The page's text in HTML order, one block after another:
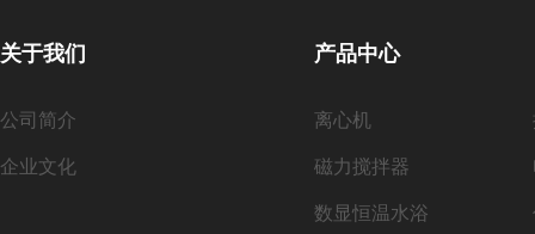
关于我们
公司简介
企业文化
产品中心
离心机
磁力搅拌器
数显恒温水浴